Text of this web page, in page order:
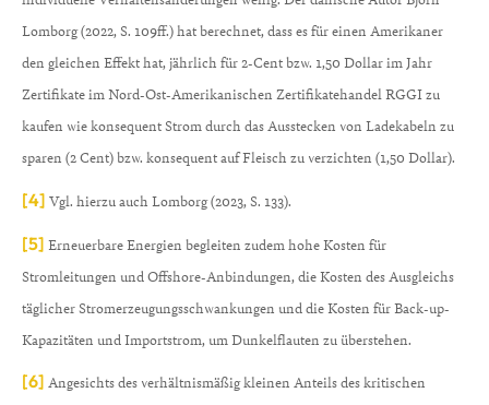
Lomborg (2022, S. 109ff.) hat berechnet, dass es für einen Amerikaner
den gleichen Effekt hat, jährlich für 2-Cent bzw. 1,50 Dollar im Jahr
Zertifikate im Nord-Ost-Amerikanischen Zertifikatehandel RGGI zu
kaufen wie konsequent Strom durch das Ausstecken von Ladekabeln zu
sparen (2 Cent) bzw. konsequent auf Fleisch zu verzichten (1,50 Dollar).
[4] Vgl. hierzu auch Lomborg (2023, S. 133).
[5] Erneuerbare Energien begleiten zudem hohe Kosten für
Stromleitungen und Offshore-Anbindungen, die Kosten des Ausgleichs
täglicher Stromerzeugungsschwankungen und die Kosten für Back-up-
Kapazitäten und Importstrom, um Dunkelflauten zu überstehen.
[6] Angesichts des verhältnismäßig kleinen Anteils des kritischen